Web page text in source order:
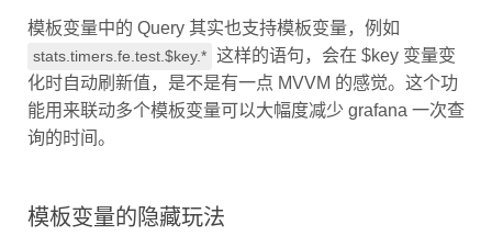
模板变量中的 Query 其实也支持模板变量，例如
stats.timers.fe.test.$key.* 这样的语句，会在 $key 变量变
化时自动刷新值，是不是有一点 MVVM 的感觉。这个功
能用来联动多个模板变量可以大幅度减少 grafana 一次查
询的时间。
模板变量的隐藏玩法